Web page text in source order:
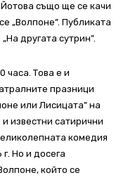
Йотова също ще се качи
„Волпоне”. Публиката
другата сутрин”.
часа. Това е и
празници
или Лисицата” на
известни сатирични
комедия
Но и досега
който се